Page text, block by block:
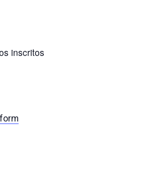
inscritos